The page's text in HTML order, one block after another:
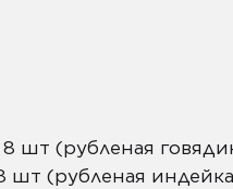
шт (рубленая
шт (рубленая